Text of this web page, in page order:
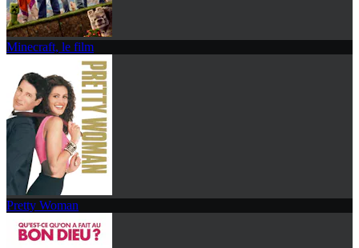
Minecraft, le film
Pretty Woman